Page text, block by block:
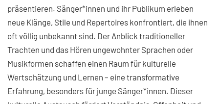
präsentieren. Sänger*innen und ihr Publikum erleben
neue Klänge, Stile und Repertoires konfrontiert, die ihnen
oft völlig unbekannt sind. Der Anblick traditioneller
Trachten und das Hören ungewohnter Sprachen oder
Musikformen schaffen einen Raum für kulturelle
Wertschätzung und Lernen – eine transformative
Erfahrung, besonders für junge Sänger*innen. Dieser